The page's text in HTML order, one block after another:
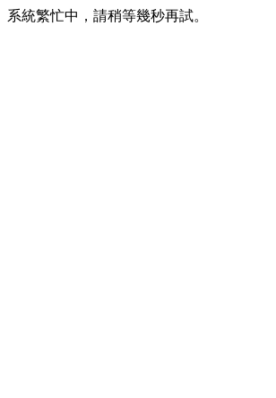
系統繁忙中，請稍等幾秒再試。